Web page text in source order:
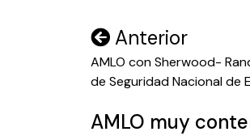
Navegación
de
entradas
Anterior
AMLO con Sherwood-
de Seguridad Nacional de
AMLO muy